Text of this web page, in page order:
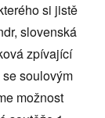
si jistě
slovenská
zpívající
soulovým
možnost